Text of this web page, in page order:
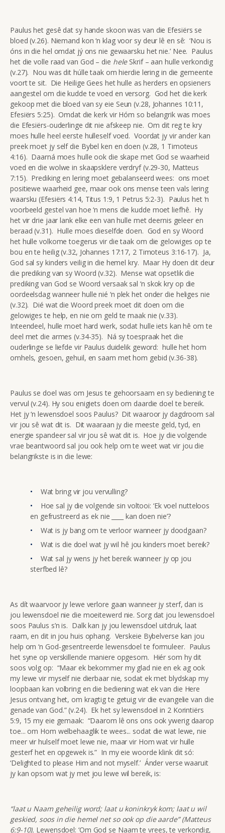
Paulus het gesê dat sy hande skoon was van die Efesiërs se
bloed (v.26). Niemand kon ‘n klag voor sy deur lê en sê: ‘Nou is
óns in die hel omdat jý ons nie gewaarsku het nie.’ Nee. Paulus
het die volle raad van God – die hele Skrif – aan hulle verkondig
(v.27). Nou was dit húlle taak om hierdie lering in die gemeente
voort te sit. Die Heilige Gees het hulle as herders en opsieners
aangestel om die kudde te voed en versorg. God het die kerk
gekoop met die bloed van sy eie Seun (v.28, Johannes 10:11,
Efesiërs 5:25). Omdat die kerk vir Hóm so belangrik was moes
die Efesiërs-ouderlinge dit nie afskeep nie. Om dit reg te kry
moes hulle heel eerste hulleself voed. Voordat jy vir ander kan
preek moet jy self die Bybel ken en doen (v.28, 1 Timoteus
4:16). Daarná moes hulle ook die skape met God se waarheid
voed en die wolwe in skaapsklere verdryf (v.29-30, Matteus
7:15). Prediking en lering moet gebalanseerd wees: ons moet
positiewe waarheid gee, maar ook ons mense teen vals lering
waarsku (Efesiërs 4:14, Titus 1:9, 1 Petrus 5:2-3). Paulus het ‘n
voorbeeld gestel van hoe ‘n mens die kudde moet liefhê. Hy
het vir drie jaar lank elke een van hulle met deernis geleer en
beraad (v.31). Hulle moes dieselfde doen. God en sy Woord
het hulle volkome toegerus vir die taak om die gelowiges op te
bou en te heilig (v.32, Johannes 17:17, 2 Timoteus 3:16-17). Ja,
God sal sy kinders veilig in die hemel kry. Maar Hy doen dit deur
die prediking van sy Woord (v.32). Mense wat opsetlik die
prediking van God se Woord versaak sal ‘n skok kry op die
oordeelsdag wanneer hulle nié ‘n plek het onder die heliges nie
(v.32). Dié wat die Woord preek moet dit doen om die
gelowiges te help, en nie om geld te maak nie (v.33).
Inteendeel, hulle moet hard werk, sodat hulle iets kan hê om te
deel met die armes (v.34-35). Ná sy toespraak het die
ouderlinge se liefde vir Paulus duidelik geword: hulle het hom
omhels, gesoen, gehuil, en saam met hom gebid (v.36-38).
Paulus se doel was om Jesus te gehoorsaam en sy bediening te
vervul (v.24). Hy sou enigiets doen om daardie doel te bereik.
Het jy ‘n lewensdoel soos Paulus? Dit waaroor jy dagdroom sal
vir jou sê wat dit is. Dit waaraan jy die meeste geld, tyd, en
energie spandeer sal vir jou sê wat dit is. Hoe jy die volgende
vrae beantwoord sal jou ook help om te weet wat vir jou die
belangrikste is in die lewe:
Wat bring vir jou vervulling?
Hoe sal jy die volgende sin voltooi: ‘Ek voel nutteloos
en gefrustreerd as ek nie ____ kan doen nie’?
Wat is jy bang om te verloor wanneer jy doodgaan?
Wat is die doel wat jy wil hê jou kinders moet bereik?
Wat sal jy wens jy het bereik wanneer jy op jou
sterfbed lê?
As dít waarvoor jy lewe verlore gaan wanneer jy sterf, dan is
jou lewensdoel nie die moeitewerd nie. Sorg dat jou lewensdoel
soos Paulus s’n is. Dalk kan jy jou lewensdoel uitdruk, laat
raam, en dit in jou huis ophang. Verskeie Bybelverse kan jou
help om ‘n God-gesentreerde lewensdoel te formuleer. Paulus
het syne op verskillende maniere opgesom. Hiér som hy dit
soos volg op: “Maar ek bekommer my glad nie en ek ag ook
my lewe vir myself nie dierbaar nie, sodat ek met blydskap my
loopbaan kan volbring en die bediening wat ek van die Here
Jesus ontvang het, om kragtig te getuig vir die evangelie van die
genade van God.” (v.24). Ek het sy lewensdoel in 2 Korintiërs
5:9, 15 my eie gemaak: “Daarom lê ons ons ook ywerig daarop
toe... om Hom welbehaaglik te wees... sodat die wat lewe, nie
meer vir hulself moet lewe nie, maar vir Hom wat vir hulle
gesterf het en opgewek is.” In my eie woorde klink dit só:
‘Delighted to please Him and not myself.’ Ánder verse waaruit
jy kan opsom wat jy met jou lewe wil bereik, is:
“laat u Naam geheilig word; laat u koninkryk kom; laat u wil
geskied, soos in die hemel net so ook op die aarde” (Matteus
6:9-10). Lewensdoel: ‘Om God se Naam te vrees, te verkondig,